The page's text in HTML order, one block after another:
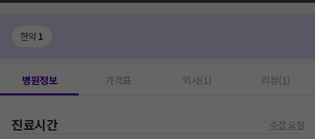
한약1
병원정보 가격표 의사(1) 리뷰(1)
진료시간 수정 요청